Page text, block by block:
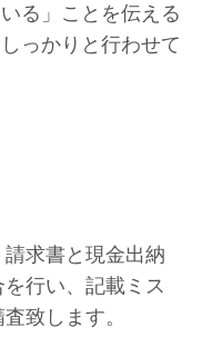
る」ことを伝える
っかりと行わせて
求書と現金出納
行い、記載ミス
致します。